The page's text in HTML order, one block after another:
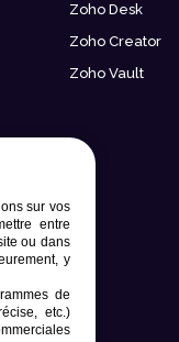
Zoho Desk
Zoho Creator
Zoho Vault
sur vos
entre
ou dans
y
de
etc.)